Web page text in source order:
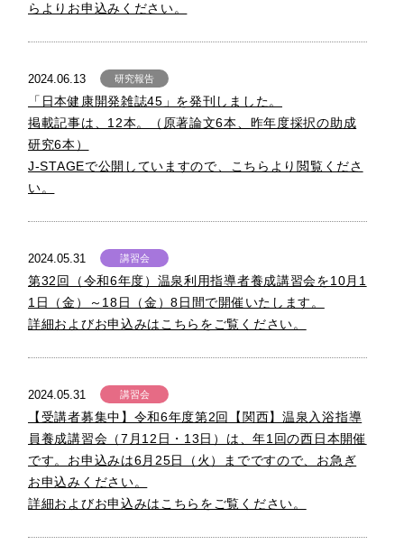
らよりお申込みください。
2024.06.13 研究報告
「日本健康開発雑誌45」を発刊しました。
掲載記事は、12本。（原著論文6本、昨年度採択の助成
研究6本）
J-STAGEで公開していますので、こちらより閲覧くださ
い。
2024.05.31 講習会
第32回（令和6年度）温泉利用指導者養成講習会を10月1
1日（金）～18日（金）8日間で開催いたします。
詳細およびお申込みはこちらをご覧ください。
2024.05.31 講習会
【受講者募集中】令和6年度第2回【関西】温泉入浴指導
員養成講習会（7月12日・13日）は、年1回の西日本開催
です。お申込みは6月25日（火）までですので、お急ぎ
お申込みください。
詳細およびお申込みはこちらをご覧ください。